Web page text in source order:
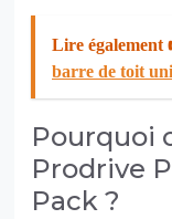
Lire également
barre de toit
Pourquoi
Prodrive
Pack ?